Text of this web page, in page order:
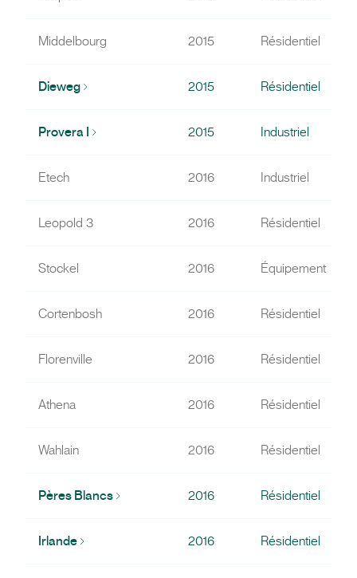
Middelbourg 2015 Résidentiel
Dieweg 2015 Résidentiel
Provera I 2015 Industriel
Etech 2016 Industriel
Leopold 3 2016 Résidentiel
Stockel 2016 Équipement
Cortenbosh 2016 Résidentiel
Florenville 2016 Résidentiel
Athena 2016 Résidentiel
Wahlain 2016 Résidentiel
Pères Blancs 2016 Résidentiel
Irlande 2016 Résidentiel